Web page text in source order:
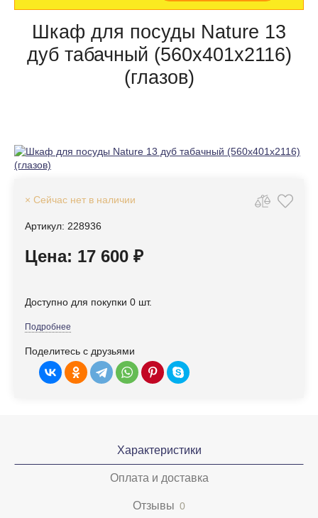
Шкаф для посуды Nature 13
дуб табачный (560х401х2116)
(глазов)
× Сейчас нет в наличии
Артикул: 228936
Цена: 17 600 ₽
Доступно для покупки 0 шт.
Подробнее
Поделитесь с друзьями
Характеристики
Оплата и доставка
Отзывы 0